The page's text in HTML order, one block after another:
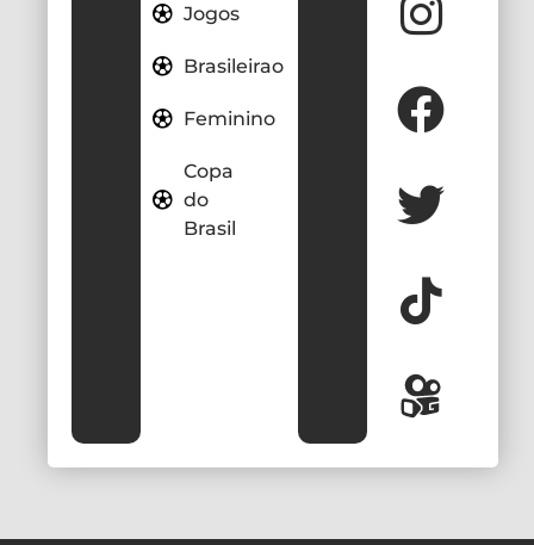
Jogos
Brasileirao
Feminino
Copa
do
Brasil